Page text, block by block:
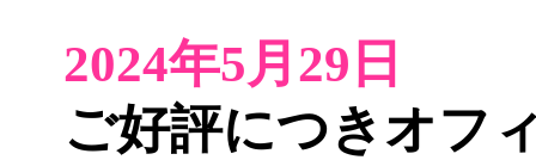
2024年5月29日
ご好評につき オフ